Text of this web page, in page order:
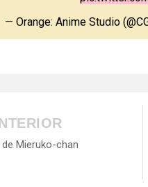
— Orange: Anime Studio
de Mieruko-chan